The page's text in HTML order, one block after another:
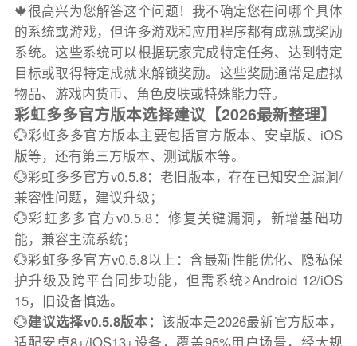
🍁很高兴为您解答这个问题！我不确定您在问哪个具体
的系统或游戏，但许多游戏和应用程序都有成就或奖励
系统。这些系统可以根据玩家完成特定任务、达到特定
目标或取得特定成就来解锁奖励。这些奖励通常是虚拟
物品、游戏内货币、角色皮肤或特殊能力等。
彩虹多多官方版本选择建议【2026最新整理】
💮彩虹多多官方版本主要包括官方版本、安卓版、iOS
版等，还有第三方版本、测试版本等。
💮彩虹多多官方v0.5.8：老旧版本，存在已知安全漏洞/
兼容性问题，建议升级；
💮彩虹多多官方v0.5.8：修复关键漏洞，新增基础功
能，兼容主流系统；
💮彩虹多多官方v0.5.8以上：含最新性能优化、隐私保
护升级及跨平台同步功能，但需系统≥Android 12/iOS
15，旧设备慎选。
💮建议选择v0.5.8版本：该版本是2026最新官方版本，